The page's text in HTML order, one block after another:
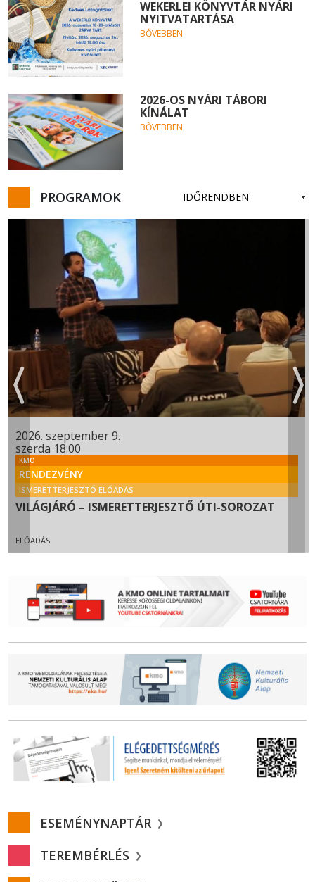
WEKERLEI KÖNYVTÁR NYÁRI
NYITVATARTÁSA
BŐVEBBEN
2026-OS NYÁRI TÁBORI
KÍNÁLAT
BŐVEBBEN
PROGRAMOK
2026. szeptember 9.
szerda 18:00
KMO
RENDEZVÉNY
ISMERETTERJESZTŐ ELŐADÁS
VILÁGJÁRÓ – ISMERETTERJESZTŐ ÚTI-SOROZAT
ELŐADÁS
ESEMÉNYNAPTÁR
TEREMBÉRLÉS